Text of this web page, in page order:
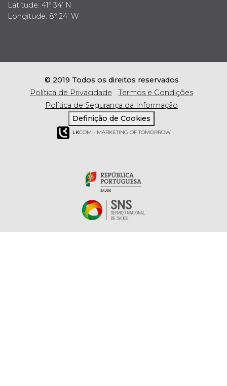
Latitude: 41º 34’ N
Longitude: 8º 24’ W
© 2019 Todos os direitos reservados
Política de Privacidade
Termos e Condições
Política de Segurança da Informação
Definição de Cookies
LKCOM - MARKETING OF TOMORROW